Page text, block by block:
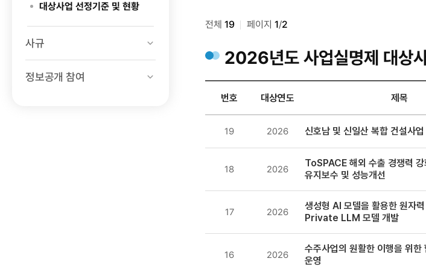
대상사업 선정기준 및 현황
사규
정보공개 참여
대상사업
및
검색
전체 19 페이지 1/2
2026년도 사업실명제 대상
사업실명제
번호 대상연도 제목
19 2026 신호남 및 신일산 복합 건설사
18 2026
ToSPACE 해외 수출 경쟁력
유지보수 및 성능개선
17 2026
생성형 AI 모델을 활용한 원자
Private LLM 모델 개발
16 2026
수주사업의 원활한 이행을 위한
운영